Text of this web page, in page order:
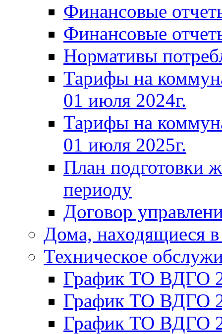
Финансовые
Финансовые
Нормативы
Тарифы на
01 июля 2024г.
Тарифы на
01 июля 2025г.
План подготовки
периоду
Договор
Дома, находящиеся
Техническое
График ТО ВДГО
График ТО ВДГО
График ТО ВДГО